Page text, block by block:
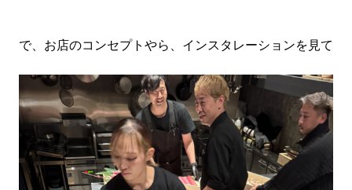
で、お店のコンセプトやら、インスタレーションを見て